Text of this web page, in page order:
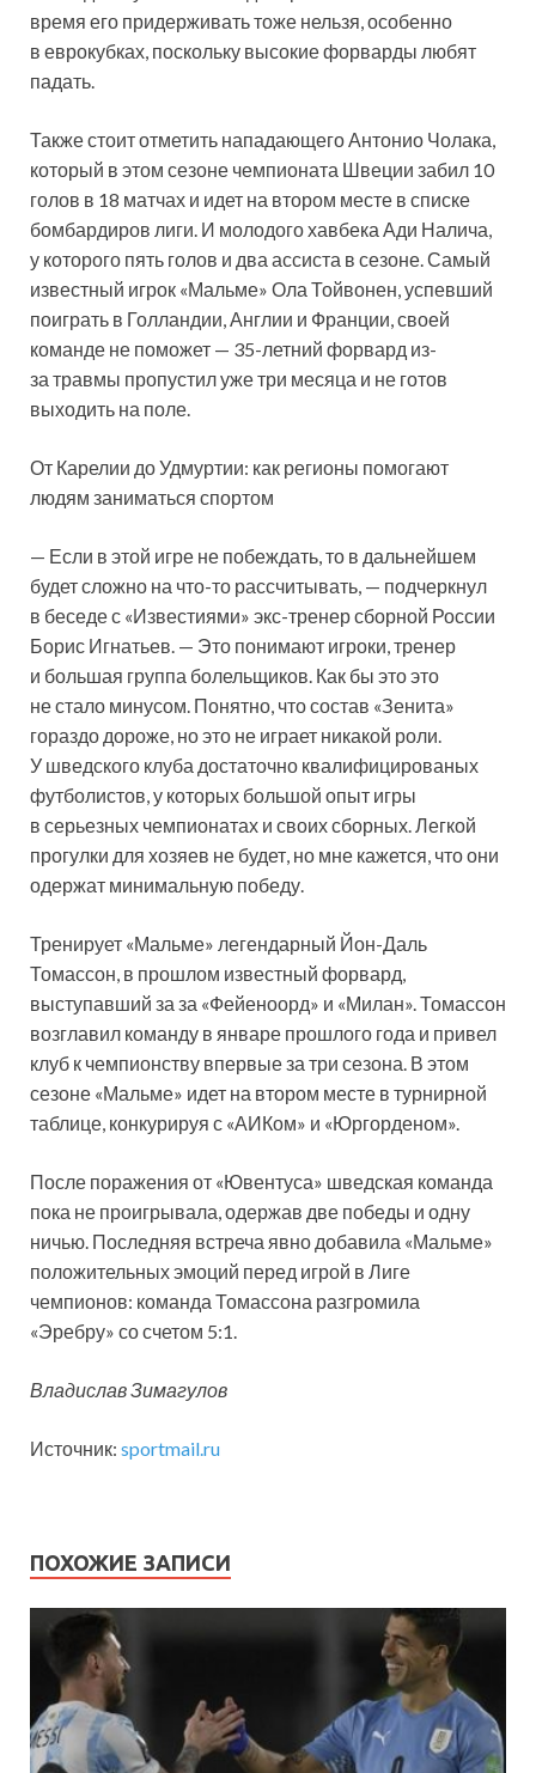
время его придерживать тоже нельзя, особенно
в еврокубках, поскольку высокие форварды любят
падать.
Также стоит отметить нападающего Антонио Чолака,
который в этом сезоне чемпионата Швеции забил 10
голов в 18 матчах и идет на втором месте в списке
бомбардиров лиги. И молодого хавбека Ади Налича,
у которого пять голов и два ассиста в сезоне. Самый
известный игрок «Мальме» Ола Тойвонен, успевший
поиграть в Голландии, Англии и Франции, своей
команде не поможет — 35-летний форвард из-
за травмы пропустил уже три месяца и не готов
выходить на поле.
От Карелии до Удмуртии: как регионы помогают
людям заниматься спортом
— Если в этой игре не побеждать, то в дальнейшем
будет сложно на что-то рассчитывать, — подчеркнул
в беседе с «Известиями» экс-тренер сборной России
Борис Игнатьев. — Это понимают игроки, тренер
и большая группа болельщиков. Как бы это это
не стало минусом. Понятно, что состав «Зенита»
гораздо дороже, но это не играет никакой роли.
У шведского клуба достаточно квалифицированых
футболистов, у которых большой опыт игры
в серьезных чемпионатах и своих сборных. Легкой
прогулки для хозяев не будет, но мне кажется, что они
одержат минимальную победу.
Тренирует «Мальме» легендарный Йон-Даль
Томассон, в прошлом известный форвард,
выступавший за за «Фейеноорд» и «Милан». Томассон
возглавил команду в январе прошлого года и привел
клуб к чемпионству впервые за три сезона. В этом
сезоне «Мальме» идет на втором месте в турнирной
таблице, конкурируя с «АИКом» и «Юргорденом».
После поражения от «Ювентуса» шведская команда
пока не проигрывала, одержав две победы и одну
ничью. Последняя встреча явно добавила «Мальме»
положительных эмоций перед игрой в Лиге
чемпионов: команда Томассона разгромила
«Эребру» со счетом 5:1.
Владислав Зимагулов
Источник: sportmail.ru
ПОХОЖИЕ ЗАПИСИ